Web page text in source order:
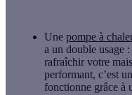
Une pompe à
a un double usage
rafraîchir votre
performant, c’est
fonctionne grâce à